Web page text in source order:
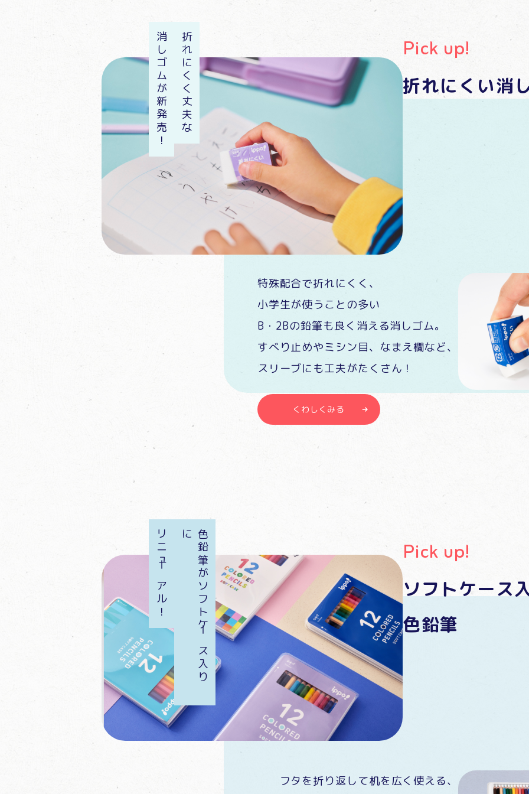
Pick up!
折れにくい消
消しゴムが新発売！折れにくく丈夫な
特殊配合で折れにくく、
小学生が使うことの多い
B・2Bの鉛筆も良く消える消しゴム。
すべり止めやミシン目、なまえ欄など、
スリーブにも工夫がたくさん！
くわしくみる
Pick up!
ソフトケース
色鉛筆
リニューアル！ 色
鉛
筆
が
ソ
フ
ト
ケ
ー
ス
入
り
に
フタを折り返して机を広く使える、